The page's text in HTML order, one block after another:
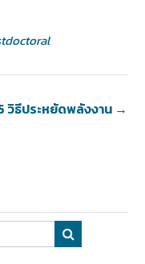
วิธีประหยัดพลังงาน →